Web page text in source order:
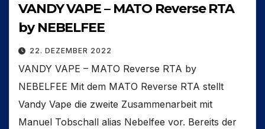
VANDY VAPE – MATO Reverse RTA
by NEBELFEE
22. DEZEMBER 2022
VANDY VAPE – MATO Reverse RTA by
NEBELFEE Mit dem MATO Reverse RTA stellt
Vandy Vape die zweite Zusammenarbeit mit
Manuel Tobschall alias Nebelfee vor. Bereits der